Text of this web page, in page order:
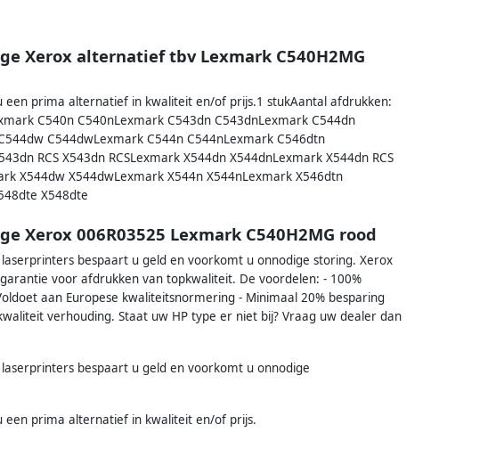
Xerox alternatief tbv Lexmark C540H2MG
prima alternatief in kwaliteit en/of prijs.1 stukAantal afdrukken:
C540n C540nLexmark C543dn C543dnLexmark C544dn
C544dwLexmark C544n C544nLexmark C546dtn
RCS X543dn RCSLexmark X544dn X544dnLexmark X544dn RCS
X544dw X544dwLexmark X544n X544nLexmark X546dtn
X548dte
Xerox 006R03525 Lexmark C540H2MG rood
bespaart u geld en voorkomt u onnodige storing. Xerox
voor afdrukken van topkwaliteit. De voordelen: - 100%
aan Europese kwaliteitsnormering - Minimaal 20% besparing
verhouding. Staat uw HP type er niet bij? Vraag uw dealer dan
bespaart u geld en voorkomt u onnodige
prima alternatief in kwaliteit en/of prijs.